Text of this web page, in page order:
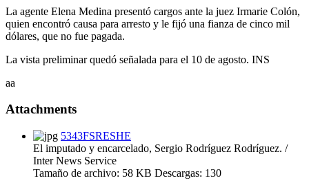
La agente Elena Medina presentó cargos ante la juez Irmarie Colón,
quien encontró causa para arresto y le fijó una fianza de cinco mil
dólares, que no fue pagada.
La vista preliminar quedó señalada para el 10 de agosto. INS
aa
Attachments
5343FSRESHE
El imputado y encarcelado, Sergio Rodríguez Rodríguez. /
Inter News Service
Tamaño de archivo: 58 KB Descargas: 130